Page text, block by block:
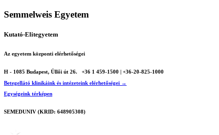
Semmelweis Egyetem
Kutató-Elitegyetem
Az egyetem központi elérhetőségei
H - 1085 Budapest, Üllői út 26.
+36 1 459-1500 | +36-20-825-1000
Betegellátó klinikáink és intézeteink elérhetőségei →
Egységeink térképen
SEMEDUNIV (KRID: 648905308)